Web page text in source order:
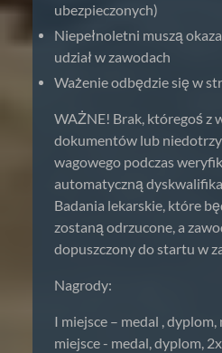
ubezpieczonych)
Niepełnoletni muszą
udział w zawodach
Ważenie odbędzie się w
WAŻNE! Brak, któregoś z
dokumentów lub
wagowego podczas
automatyczną
Badania lekarskie, które
zostaną odrzucone, a
dopuszczony do startu w
Nagrody:
I miejsce – medal ,
miejsce - medal, dyplom,